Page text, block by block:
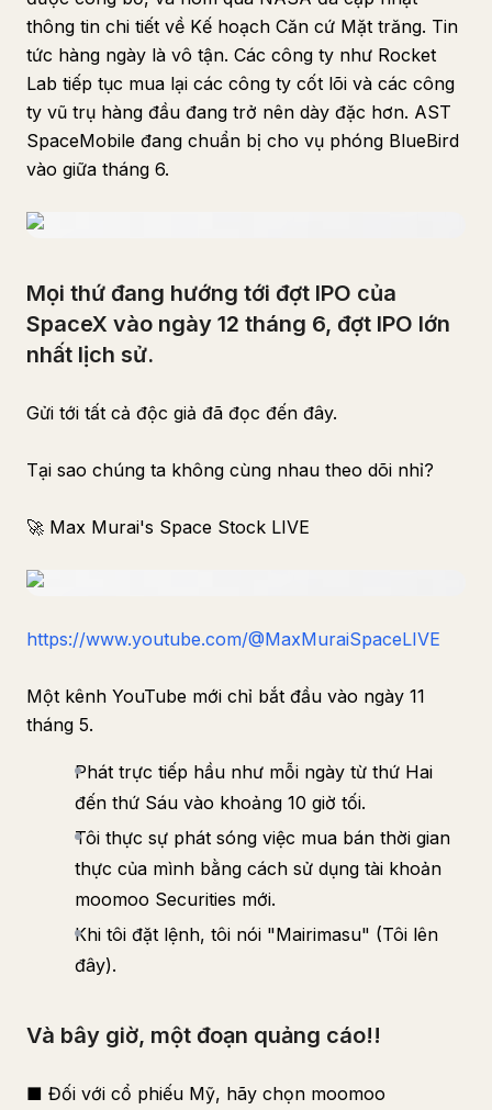
thông tin chi tiết về Kế hoạch Căn cứ Mặt trăng. Tin
tức hàng ngày là vô tận. Các công ty như Rocket
Lab tiếp tục mua lại các công ty cốt lõi và các công
ty vũ trụ hàng đầu đang trở nên dày đặc hơn. AST
SpaceMobile đang chuẩn bị cho vụ phóng BlueBird
vào giữa tháng 6.
Mọi thứ đang hướng tới đợt IPO của
SpaceX vào ngày 12 tháng 6, đợt IPO lớn
nhất lịch sử.
Gửi tới tất cả độc giả đã đọc đến đây.
Tại sao chúng ta không cùng nhau theo dõi nhỉ?
🚀 Max Murai's Space Stock LIVE
https://www.youtube.com/@MaxMuraiSpaceLIVE
Một kênh YouTube mới chỉ bắt đầu vào ngày 11
tháng 5.
Phát trực tiếp hầu như mỗi ngày từ thứ Hai
đến thứ Sáu vào khoảng 10 giờ tối.
Tôi thực sự phát sóng việc mua bán thời gian
thực của mình bằng cách sử dụng tài khoản
moomoo Securities mới.
Khi tôi đặt lệnh, tôi nói "Mairimasu" (Tôi lên
đây).
Và bây giờ, một đoạn quảng cáo!!
■ Đối với cổ phiếu Mỹ, hãy chọn moomoo